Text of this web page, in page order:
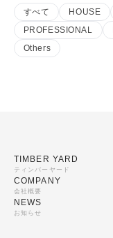
すべて
HOUSE
PROFESSIONAL
Others
TIMBER YARD
ティンバーヤード
COMPANY
会社概要
NEWS
お知らせ